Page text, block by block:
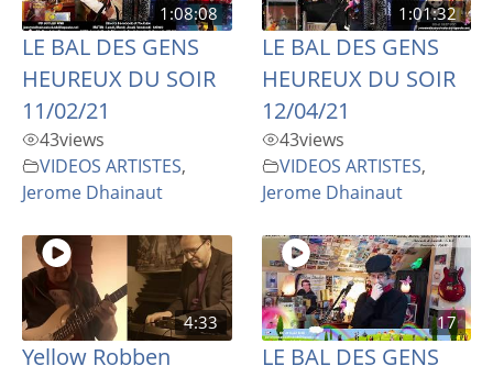
1:08:08
LE BAL DES GENS
HEUREUX DU SOIR
11/02/21
43views
VIDEOS ARTISTES,
Jerome Dhainaut
1:01:32
LE BAL DES GENS
HEUREUX DU SOIR
12/04/21
43views
VIDEOS ARTISTES,
Jerome Dhainaut
4:33
Yellow Robben
17
LE BAL DES GENS